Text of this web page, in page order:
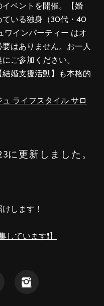
ベントを開催。【婚
ている独身（30代・40
ワインパーティー はオ
はありません。お一人
ご参加ください。
婚支援活動】も本格的
ライフスタイル サロ
に更新しました。
します！
ています❗️】